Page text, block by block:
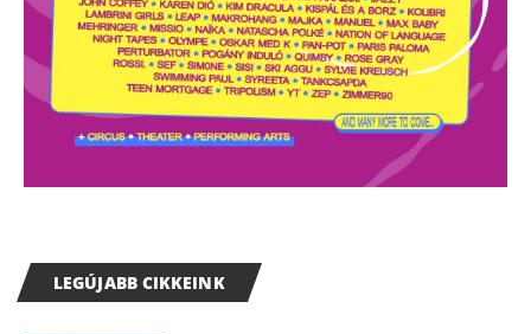
LEGÚJABB CIKKEINK